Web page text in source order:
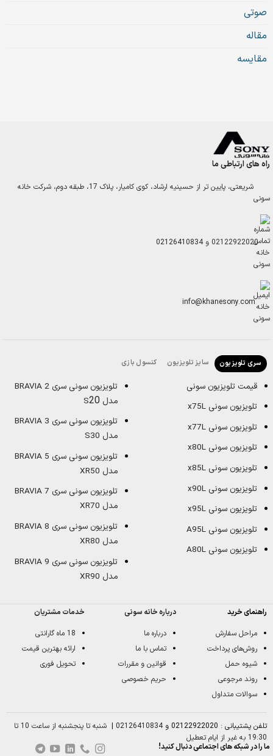
صوتی
مقاله
مقایسه
راه های ارتباطی ما
شریعتی، پایین تر از حسینیه ارشاد، کوی کامیار، پلاک 17، طبقه دوم، شرکت خانه
سونی
02122922020 و02126410834
info@khanesony.com
سری تلویزیون سایز تلویزیون کنسول بازی
قیمت تلویزیون سونی
تلویزیون سونی x75L
تلویزیون سونی x77L
تلویزیون سونی x80L
تلویزیون سونی x85L
تلویزیون سونی x90L
تلویزیون سونی x95L
تلویزیون سونی A95L
تلویزیون سونی A80L
تلویزیون سونی سری BRAVIA 2
مدل S 20
تلویزیون سونی سری BRAVIA 3
مدل S30
تلویزیون سونی سری BRAVIA 5
مدل XR50
تلویزیون سونی سری BRAVIA 7
مدل XR70
تلویزیون سونی سری BRAVIA 8
مدل XR80
تلویزیون سونی سری BRAVIA 9
مدل XR90
راهنمای خرید
مراحل سفارش
روش‌های پرداخت
شیوه حمل
روند مرجوعی
سوالات متداول
درباره خانه سونی
درباره ما
تماس با ما
قوانین و مقررات
حریم خصوصی
خدمات مشتریان
18 ماه گارانتی
ارائه بهترین قیمت
تحویل فوری
تلفن پشتیبانی : 02122922020 و 02126410834
|
شنبه تا پنجشنبه از ساعت 10 تا
19:30 به غیر از ایام تعطیل
ما را در شبکه های اجتماعی دنبال کنید!